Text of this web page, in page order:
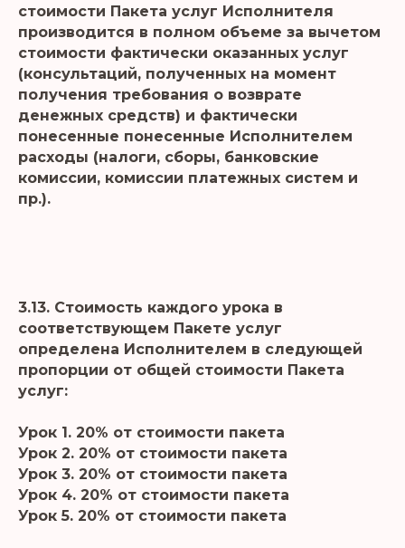
стоимости Пакета услуг Исполнителя
производится в полном объеме за вычетом
стоимости фактически оказанных услуг
(консультаций, полученных на момент
получения требования о возврате
денежных средств) и фактически
понесенные понесенные Исполнителем
расходы (налоги, сборы, банковские
комиссии, комиссии платежных систем и
пр.).
3.13. Стоимость каждого урока в
соответствующем Пакете услуг
определена Исполнителем в следующей
пропорции от общей стоимости Пакета
услуг:
Урок 1. 20% от стоимости пакета
Урок 2. 20% от стоимости пакета
Урок 3. 20% от стоимости пакета
Урок 4. 20% от стоимости пакета
Урок 5. 20% от стоимости пакета